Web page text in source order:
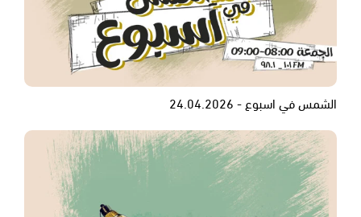
الشمس في اسبوع - 24.04.2026